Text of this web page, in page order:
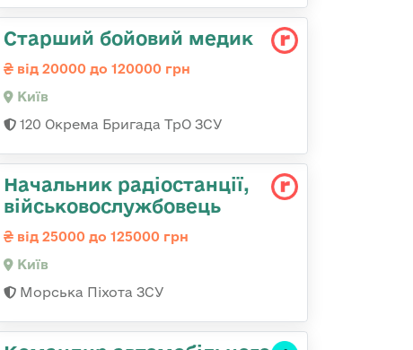
Старший бойовий медик
від 20000 до 120000 грн
Київ
120 Окрема Бригада ТрО ЗСУ
Начальник радіостанції,
військовослужбовець
від 25000 до 125000 грн
Київ
Морська Піхота ЗСУ